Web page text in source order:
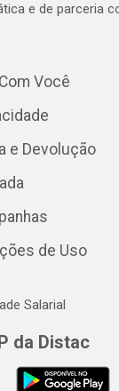
e de parceria
Você
e Devolução
de Uso
Salarial
da Distac